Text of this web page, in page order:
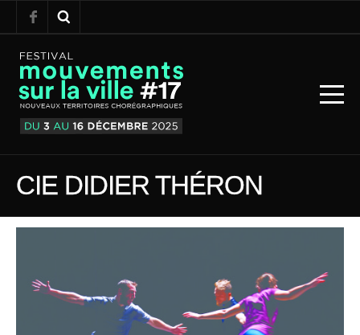
CIE DIDIER THÉRON